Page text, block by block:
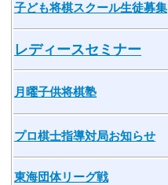
子ども将棋スクール生徒募集
レディースセミナー
月曜子供将棋塾
プロ棋士指導対局お知らせ
東海団体リーグ戦